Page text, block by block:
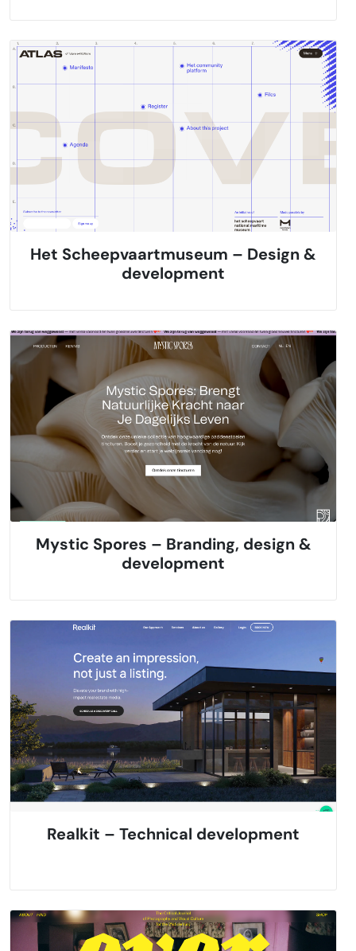
Het Scheepvaartmuseum – Design &
development
Mystic Spores – Branding, design &
development
Realkit – Technical development